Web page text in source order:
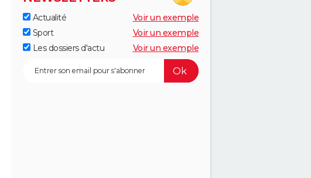
Actualité
Voir un exemple
Sport
Voir un exemple
Les dossiers d'actu
Voir un exemple